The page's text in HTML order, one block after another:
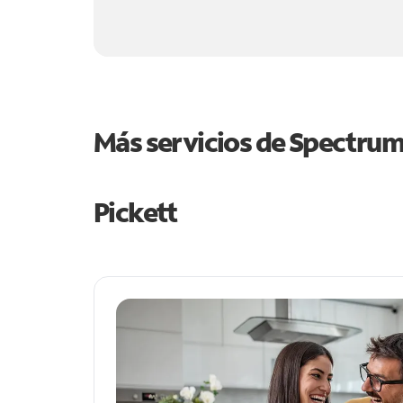
Más servicios de
Pickett